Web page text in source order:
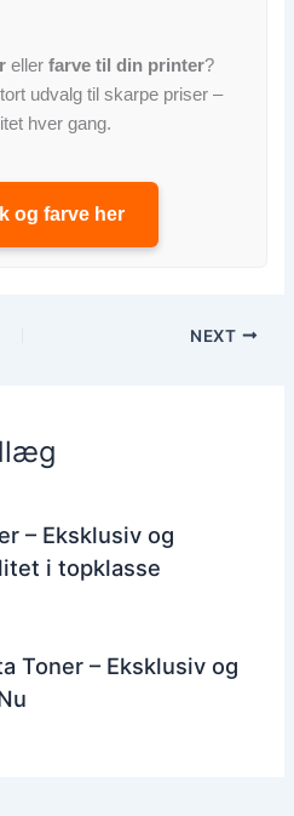
ellerfarve til din printer?
udvalg til skarpe priser –
hver gang.
og farve her
NEXT
– Eksklusiv og
i topklasse
Toner – Eksklusiv og